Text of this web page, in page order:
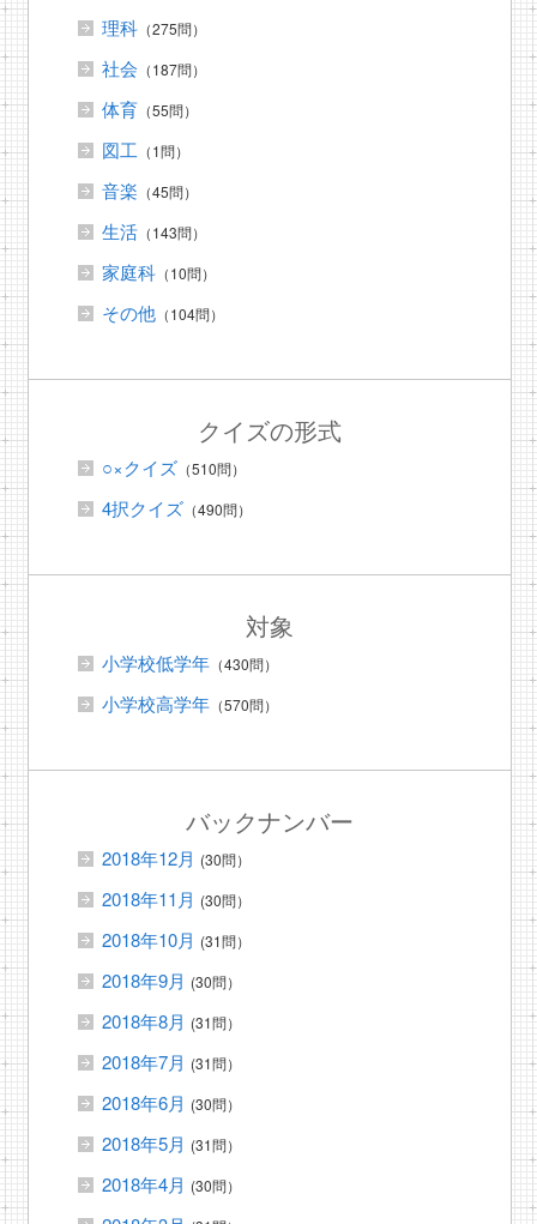
理科（275問）
社会 （187問）
体育（55問）
図工 （1問）
音楽 （45問）
生活（143問）
家庭科（10問）
その他（104問）
クイズの形式
○×クイズ（510問）
4択クイズ（490問）
対象
小学校低学年（430問）
小学校高学年（570問）
バックナンバー
2018年12月 (30問）
2018年11月 (30問）
2018年10月 (31問）
2018年9月 (30問）
2018年8月 (31問）
2018年7月 (31問）
2018年6月 (30問）
2018年5月 (31問）
2018年4月 (30問）